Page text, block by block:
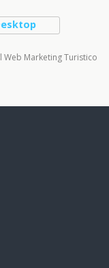
Marketing Turistico